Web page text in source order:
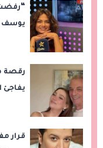
يوسف
رقصة
يفاجئ
قرار